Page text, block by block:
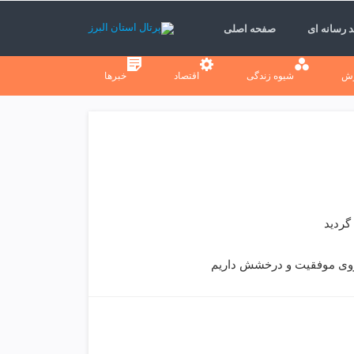
صفحه اصلی رسانه ای
خبرها اقتصاد شیوه زندگی
موفقیت و درخشش داریم